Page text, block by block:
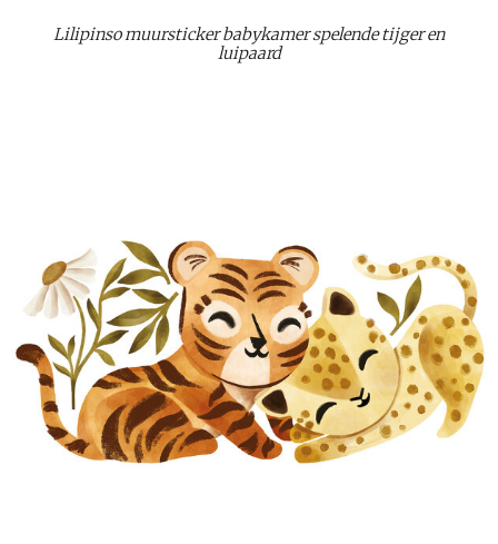
Lilipinso muursticker babykamer spelende tijger en
luipaard